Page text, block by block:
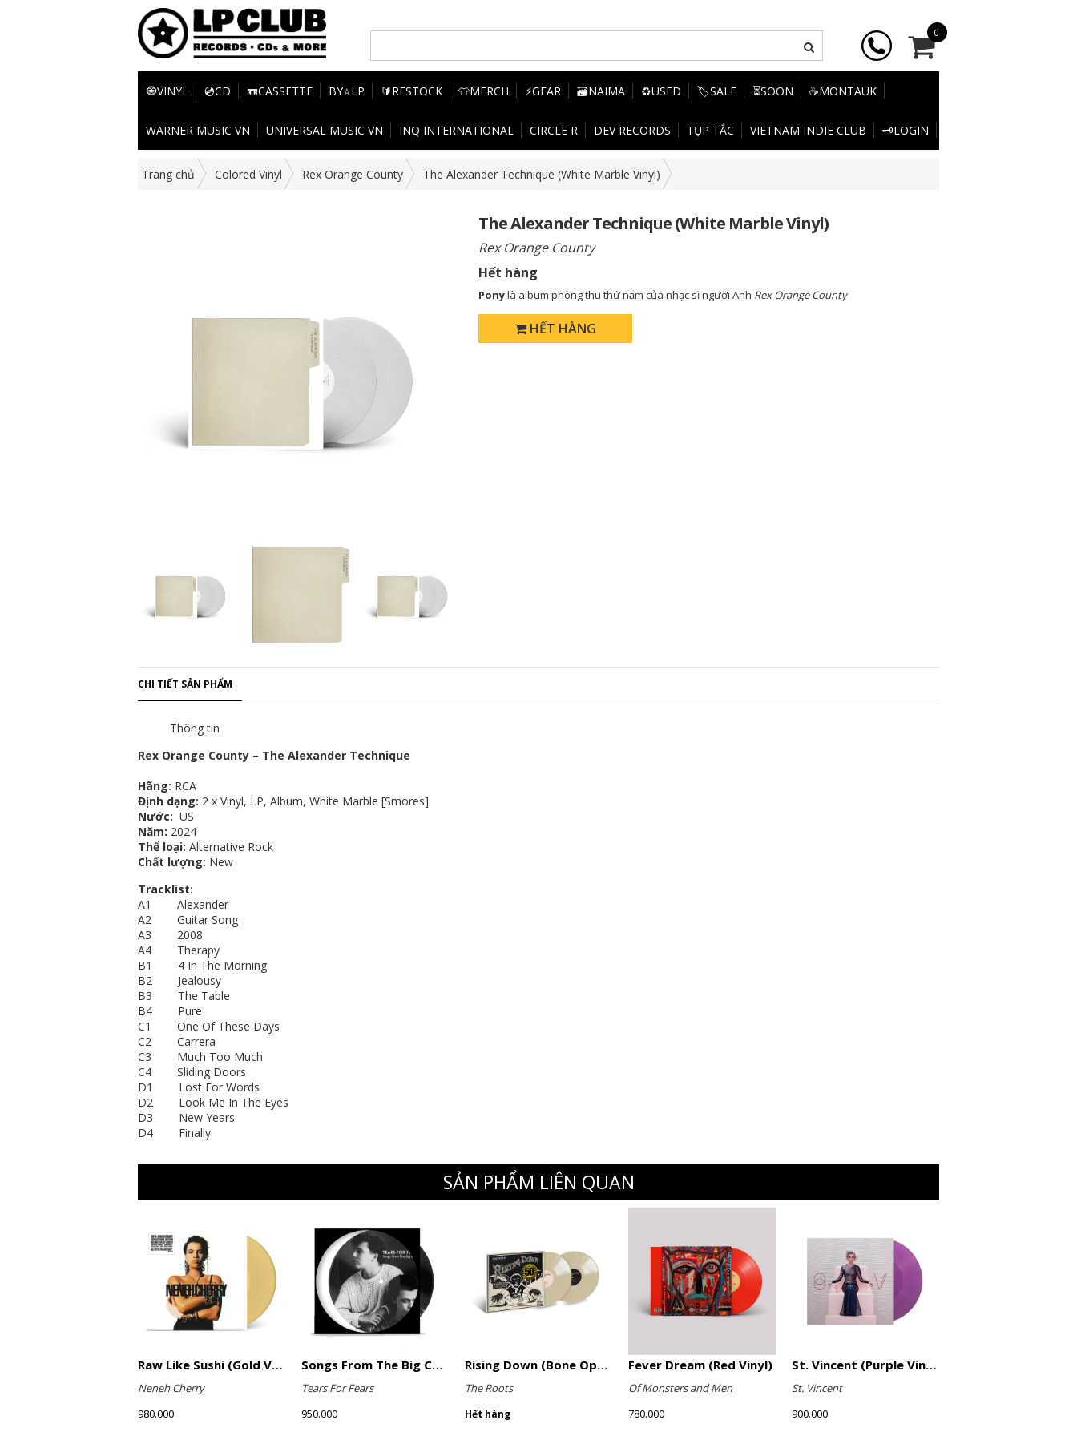
0
🧿VINYL 💿CD 📼CASSETTE BY⭐LP 🔰RESTOCK 👕MERCH ⚡GEAR 🗃️NAIMA ♻️USED 🏷️SALE ⏳SOON ☕MONTAUK
WARNER MUSIC VN UNIVERSAL MUSIC VN INQ INTERNATIONAL CIRCLE R DEV RECORDS TỤP TẮC VIETNAM INDIE CLUB 🗝️LOGIN
Trang chủ Colored Vinyl Rex Orange County The Alexander Technique (White Marble Vinyl)
The Alexander Technique (White Marble Vinyl)
Rex Orange County
Hết hàng
Ponylà album phòng thu thứ năm của nhạc sĩ người Anh Rex Orange County
HẾT HÀNG
CHI TIẾT SẢN PHẨM
Thông tin
Rex Orange County – The Alexander Technique
Hãng: RCA
Định dạng: 2 x Vinyl, LP, Album, White Marble [Smores]
Nước: US
Năm: 2024
Thể loại: Alternative Rock
Chất lượng: New
Tracklist:
A1 Alexander
A2 Guitar Song
A3 2008
A4 Therapy
B1 4 In The Morning
B2 Jealousy
B3 The Table
B4 Pure
C1 One Of These Days
C2 Carrera
C3 Much Too Much
C4 Sliding Doors
D1 Lost For Words
D2 Look Me In The Eyes
D3 New Years
D4 Finally
SẢN PHẨM LIÊN QUAN
Raw Like Sushi (Gold Vinyl)
Neneh Cherry
980.000
Songs From The Big Chair (Picture Disc)
Tears For Fears
950.000
Rising Down (Bone Opaque Vinyl)
The Roots
Hết hàng
Fever Dream (Red Vinyl)
Of Monsters and Men
780.000
St. Vincent (Purple Vinyl)
St. Vincent
900.000